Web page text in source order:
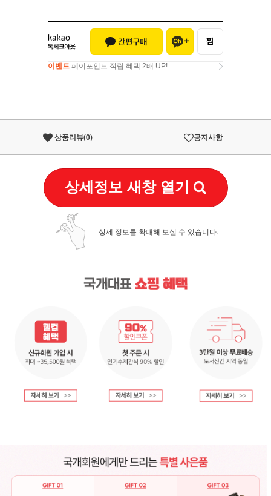
이벤트 페이포인트 적립 혜택 2배 UP!
이벤트페이포인트 적립 혜택 2배 UP!
상품리뷰(0) 공지사항
상세정보 새창 열기
상세 정보를 확대해 보실 수 있습니다.